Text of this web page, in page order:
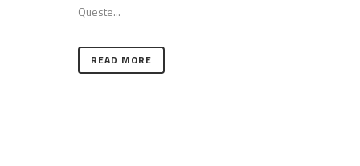
Queste...
READ MORE